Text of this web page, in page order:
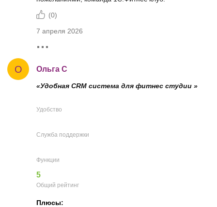
(0)
7 апреля 2026
О Ольга С
«Удобная CRM система для фитнес студии »
Удобство
Служба поддержки
Функции
5
Общий рейтинг
Плюсы: